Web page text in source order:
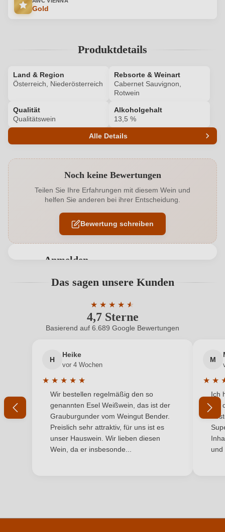
Gold
Produktdetails
Land & Region
Österreich, Niederösterreich
Rebsorte & Weinart
Cabernet Sauvignon,
Rotwein
Qualität
Qualitätswein
Alkoholgehalt
13,5 %
Alle Details
Alkoholgehalt in % 13,5 %
Allergene Enthält Sulfite
Auszeichnungen AWC Vienna
adresse
am Wagram, Österreich
Rebsorte Cabernet Sauvignon
Region Niederösterreich
Traubenfarbe Rot
Noch keine Bewertungen
Teilen Sie Ihre Erfahrungen mit diesem Wein und
helfen Sie anderen bei ihrer Entscheidung.
Bewertung schreiben
Anmelden
Benutzern abgegeben werden. Bitte loggen Sie sich
Neuer Kunde? Neuer Kunde?
Ihre E-Mail-Adresse
Ihr Passwort
Ich habe mein Passwort vergessen
Das sagen unsere Kunden
4,7 Sterne
★ ★ ★ ★ ★
★
Durchschnittliche Bewertung von 4.7
Basierend auf 6.689 Google Bewertungen
H
Heike
vor 4 Wochen
★ ★ ★ ★ ★
Durchschnittliche Bewertung von 5 von 5 Sternen
Wir bestellen regelmäßig den so
genannten Esel Weißwein, das ist der
Grauburgunder vom Weingut Bender.
Preislich sehr attraktiv, für uns ist es
unser Hauswein. Wir lieben diesen
Wein, da er insbesonde...
M
★ ★
Ich
mit
und